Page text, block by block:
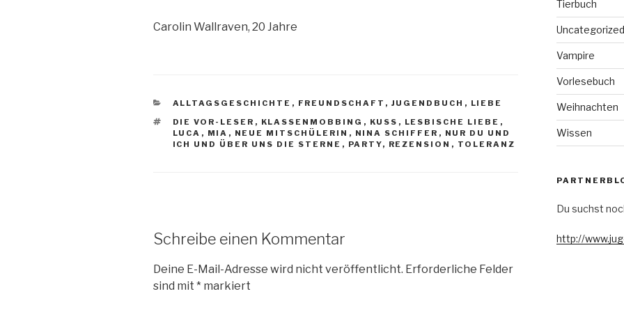
Carolin Wallraven, 20 Jahre
KATEGORIEN
ALLTAGSGESCHICHTE , FREUNDSCHAFT , JUGENDBUCH , LIEBE
SCHLAGWÖRTER
DIE VOR-LESER , KLASSENMOBBING , KUSS , LESBISCHE LIEBE ,
LUCA , MIA , NEUE MITSCHÜLERIN , NINA SCHIFFER , NUR DU UND
ICH UND ÜBER UNS DIE STERNE , PARTY, REZENSION , TOLERANZ
Schreibe einen Kommentar
Deine E-Mail-Adresse wird nicht veröffentlicht. Erforderliche Felder
sind mit * markiert
Tierbuch
Uncategorized
Vampire
Vorlesebuch
Weihnachten
Wissen
Du suchst
http://